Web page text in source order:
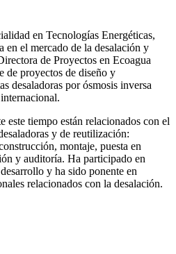
en Tecnologías Energéticas,
en el mercado de la desalación y
de Proyectos en Ecoagua
de proyectos de diseño y
desaladoras por ósmosis inversa
este tiempo están relacionados con el
y de reutilización:
montaje, puesta en
y auditoría. Ha participado en
y ha sido ponente en
relacionados con la desalación.